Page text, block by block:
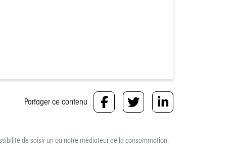
Partager ce contenu
de saisir un ou notre médiateur de la consommation,